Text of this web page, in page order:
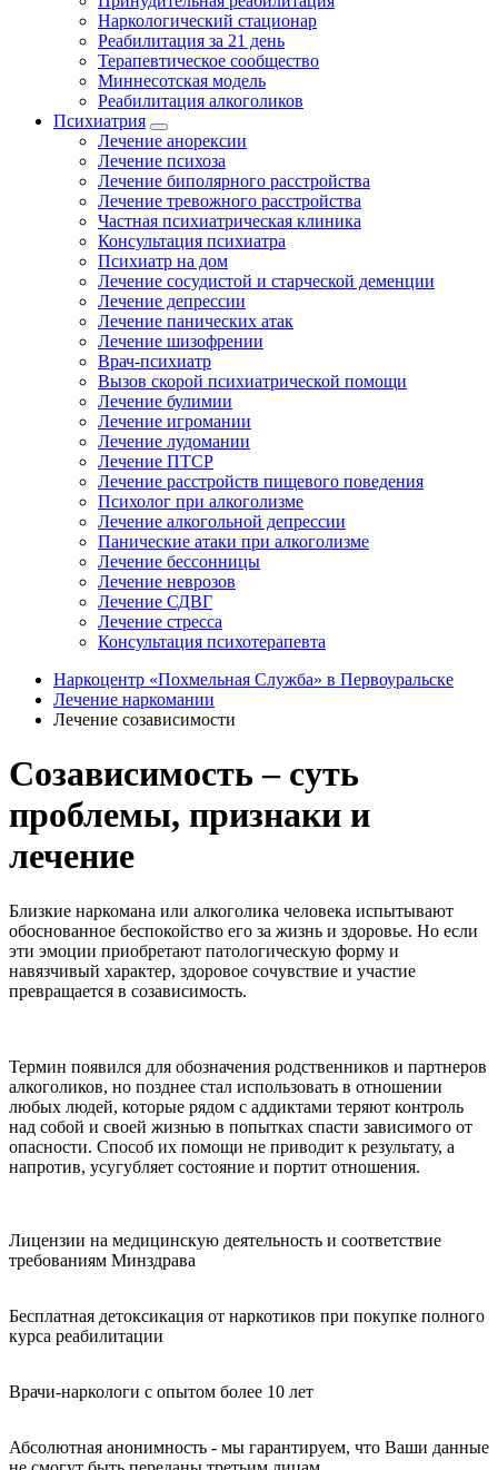
Наркологический стационар
Реабилитация за 21 день
Терапевтическое сообщество
Миннесотская модель
Реабилитация алкоголиков
Психиатрия
Лечение анорексии
Лечение психоза
Лечение биполярного расстройства
Лечение тревожного расстройства
Частная психиатрическая клиника
Консультация психиатра
Психиатр на дом
Лечение сосудистой и старческой деменции
Лечение депрессии
Лечение панических атак
Лечение шизофрении
Врач-психиатр
Вызов скорой психиатрической помощи
Лечение булимии
Лечение игромании
Лечение лудомании
Лечение ПТСР
Лечение расстройств пищевого поведения
Психолог при алкоголизме
Лечение алкогольной депрессии
Панические атаки при алкоголизме
Лечение бессонницы
Лечение неврозов
Лечение СДВГ
Лечение стресса
Консультация психотерапевта
Наркоцентр «Похмельная Служба» в Первоуральске
Лечение наркомании
Лечение созависимости
Созависимость – суть
проблемы, признаки и
лечение
Близкие наркомана или алкоголика человека испытывают
обоснованное беспокойство его за жизнь и здоровье. Но если
эти эмоции приобретают патологическую форму и
навязчивый характер, здоровое сочувствие и участие
превращается в созависимость.
Термин появился для обозначения родственников и партнеров
алкоголиков, но позднее стал использовать в отношении
любых людей, которые рядом с аддиктами теряют контроль
над собой и своей жизнью в попытках спасти зависимого от
опасности. Способ их помощи не приводит к результату, а
напротив, усугубляет состояние и портит отношения.
Лицензии на медицинскую деятельность и соответствие
требованиям Минздрава
Бесплатная детоксикация от наркотиков при покупке полного
курса реабилитации
Врачи-наркологи с опытом более 10 лет
Абсолютная анонимность - мы гарантируем, что Ваши данные